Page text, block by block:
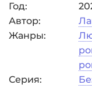
Год:
Автор:
Жанры:
Серия: